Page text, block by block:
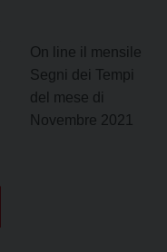
On line il mensile
Segni dei Tempi
del mese di
Novembre 2021